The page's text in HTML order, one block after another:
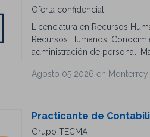
Oferta confidencial
Licenciatura en Recursos
Recursos Humanos.
administración de personal.
Agosto 05 2026 en Monterrey
Practicante de
Grupo TECMA